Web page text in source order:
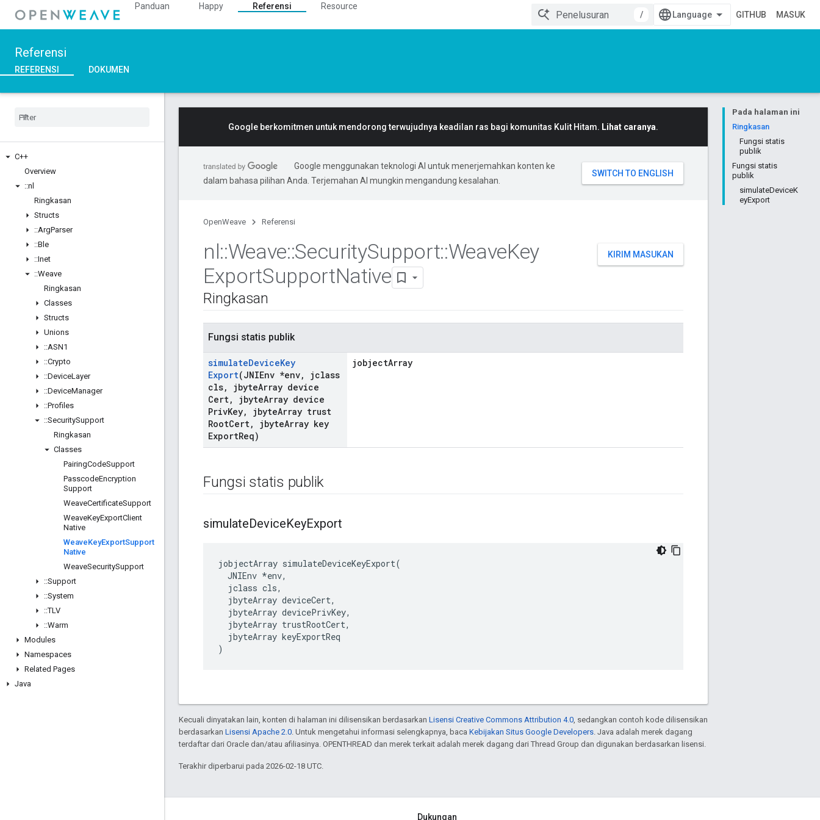
Panduan Happy Referensi
Resource
/
GITHUB MASUK
Referensi
REFERENSI DOKUMEN
C++
Overview
::nl
Ringkasan
Structs
::ArgParser
::Ble
::Inet
::Weave
Ringkasan
Classes
Structs
Unions
::ASN1
::Crypto
::DeviceLayer
::DeviceManager
::Profiles
::SecuritySupport
Ringkasan
Classes
PairingCodeSupport
PasscodeEncryption
Support
WeaveCertificateSupport
WeaveKeyExportClient
Native
WeaveKeyExportSupport
Native
WeaveSecuritySupport
::Support
::System
::TLV
::Warm
Modules
Namespaces
Related Pages
Java
Pada halaman ini
Ringkasan
Fungsi statis
publik
Fungsi statis
publik
simulateDeviceK
eyExport
Google berkomitmen untuk mendorong terwujudnya keadilan ras bagi komunitas Kulit Hitam. Lihat caranya.
Google menggunakan teknologi AI untuk menerjemahkan konten ke
dalam bahasa pilihan Anda. Terjemahan AI mungkin mengandung kesalahan.
OpenWeave Referensi
KIRIM MASUKAN
nl::Weave::SecuritySupport::WeaveKey
ExportSupportNative
Ringkasan
Fungsi statis publik
simulateDeviceKey
Export(JNIEnv *env,
jclass
cls, jbyteArray device
Cert, jbyteArray device
PrivKey, jbyteArray trust
RootCert, jbyteArray key
ExportReq)
jobjectArray
Fungsi statis publik
simulateDeviceKeyExport
jobjectArray simulateDeviceKeyExport(
  JNIEnv *env,
  jclass cls,
  jbyteArray deviceCert,
  jbyteArray devicePrivKey,
  jbyteArray trustRootCert,
  jbyteArray keyExportReq
)
Kecuali dinyatakan lain, konten di halaman ini dilisensikan berdasarkan Lisensi Creative Commons Attribution 4.0, sedangkan contoh kode dilisensikan
berdasarkan Lisensi Apache 2.0. Untuk mengetahui informasi selengkapnya, baca Kebijakan Situs Google Developers. Java adalah merek dagang
terdaftar dari Oracle dan/atau afiliasinya. OPENTHREAD dan merek terkait adalah merek dagang dari Thread Group dan digunakan berdasarkan lisensi.
Terakhir diperbarui pada 2026-02-18 UTC.
Dukungan